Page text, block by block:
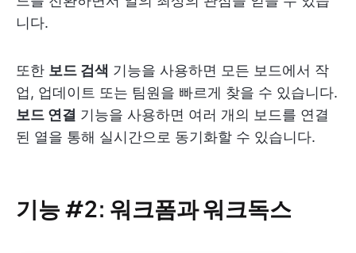
니다.
또한 보드 검색 기능을 사용하면 모든 보드에서 작
업, 업데이트 또는 팀원을 빠르게 찾을 수 있습니다.
보드 연결 기능을 사용하면 여러 개의 보드를 연결
된 열을 통해 실시간으로 동기화할 수 있습니다.
기능 #2: 워크폼과 워크독스